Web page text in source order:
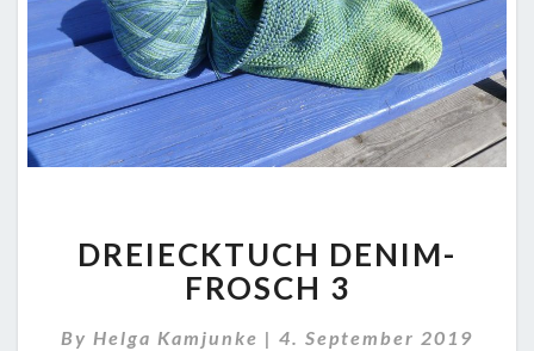
DENIM-
FROSCH
3
DREIECKTUCH DENIM-
FROSCH 3
By Helga Kamjunke | 4. September 2019